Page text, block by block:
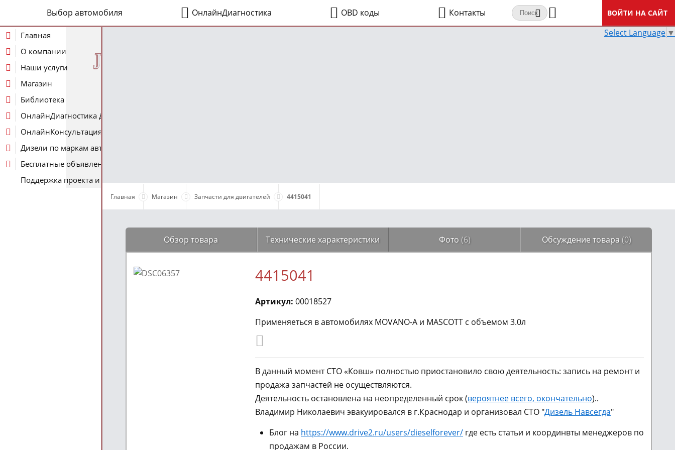
Выбор автомобиля ОнлайнДиагностика OBD коды Контакты ВОЙТИ НА САЙТ
J
Главная
О компании
Наши услуги
Магазин
Библиотека
ОнлайнДиагностика Дизеля
ОнлайнКонсультация по Дизелю
Дизели по маркам авто
Бесплатные объявления
Поддержка проекта и оплата услуг
Select Language ▼
Главная Магазин Запчасти для двигателей 4415041
Обзор товара Технические характеристики Фото (6) Обсуждение товара (0)
4415041
Артикул: 00018527
Применяеться в автомобилях MOVANO-A и MASCOTT с объемом 3.0л
В данный момент СТО «Ковш» полностью приостановило свою деятельность: запись на ремонт и
продажа запчастей не осуществляются.
Деятельность остановлена на неопределенный срок (вероятнее всего, окончательно)..
Владимир Николаевич эвакуировался в г.Краснодар и организовал СТО "Дизель Навсегда"
Блог на https://www.drive2.ru/users/dieselforever/ где есть статьи и координвты менеджеров по
продажам в России.